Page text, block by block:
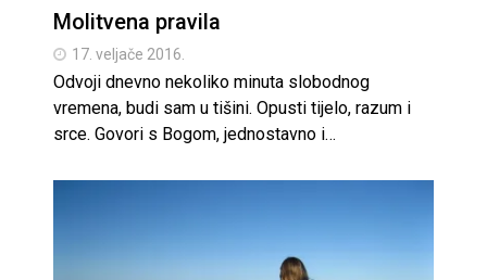
Molitvena pravila
17. veljače 2016.
Odvoji dnevno nekoliko minuta slobodnog
vremena, budi sam u tišini. Opusti tijelo, razum i
srce. Govori s Bogom, jednostavno i…